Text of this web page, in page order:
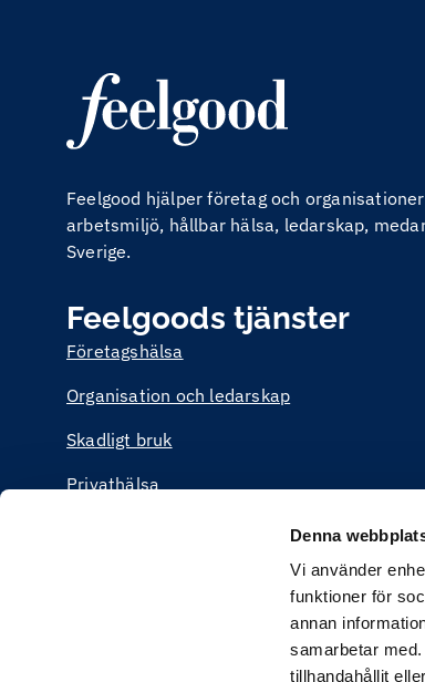
Denna
Vi använder
funktioner för
annan
samarbetar
tillhandahållit
Feelgood hjälper företag och
arbetsmiljö, hållbar hälsa, ledarskap,
Sverige.
Feelgoods tjänster
Företagshälsa
Organisation och ledarskap
Skadligt bruk
Privathälsa